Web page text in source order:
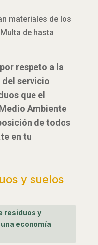
materiales de los
de hasta
respeto a la
del servicio
que el
Ambiente
de todos
en tu
y suelos
residuos y
economía